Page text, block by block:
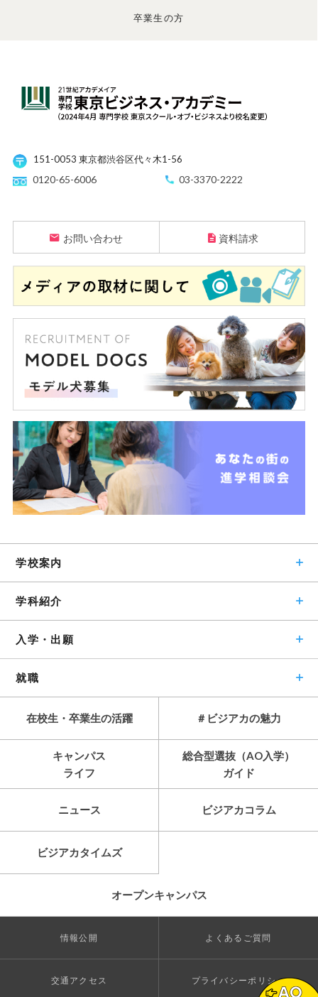
卒業生の方
151-0053 東京都渋谷区代々木1-56
0120-65-6006 03-3370-2222
お問い合わせ 資料請求
学校案内
学科紹介
入学・出願
就職
在校生・卒業生の活躍 ＃ビジアカの魅力
キャンパス
ライフ
総合型選抜（AO入学）
ガイド
ニュース ビジアカコラム
ビジアカタイムズ
オープンキャンパス
情報公開 よくあるご質問
交通アクセス プライバシーポリシー